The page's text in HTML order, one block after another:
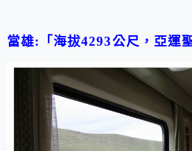
當雄:「海拔4293公尺，亞運